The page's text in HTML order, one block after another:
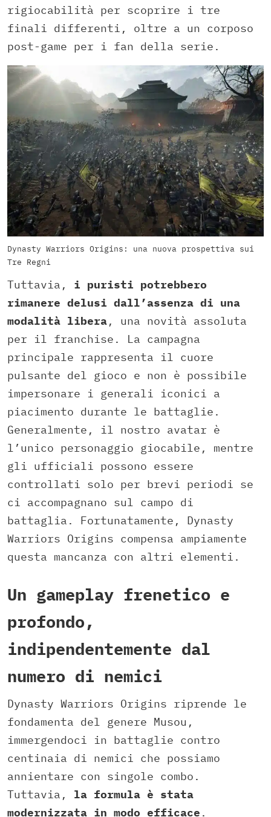
rigiocabilità per scoprire i tre
finali differenti, oltre a un corposo
post-game per i fan della serie.
Dynasty Warriors Origins: una nuova prospettiva sui
Tre Regni
Tuttavia, i puristi potrebbero
rimanere delusi dall’assenza di una
modalità libera, una novità assoluta
per il franchise. La campagna
principale rappresenta il cuore
pulsante del gioco e non è possibile
impersonare i generali iconici a
piacimento durante le battaglie.
Generalmente, il nostro avatar è
l’unico personaggio giocabile, mentre
gli ufficiali possono essere
controllati solo per brevi periodi se
ci accompagnano sul campo di
battaglia. Fortunatamente, Dynasty
Warriors Origins compensa ampiamente
questa mancanza con altri elementi.
Un gameplay frenetico e
profondo,
indipendentemente dal
numero di nemici
Dynasty Warriors Origins riprende le
fondamenta del genere Musou,
immergendoci in battaglie contro
centinaia di nemici che possiamo
annientare con singole combo.
Tuttavia, la formula è stata
modernizzata in modo efficace .